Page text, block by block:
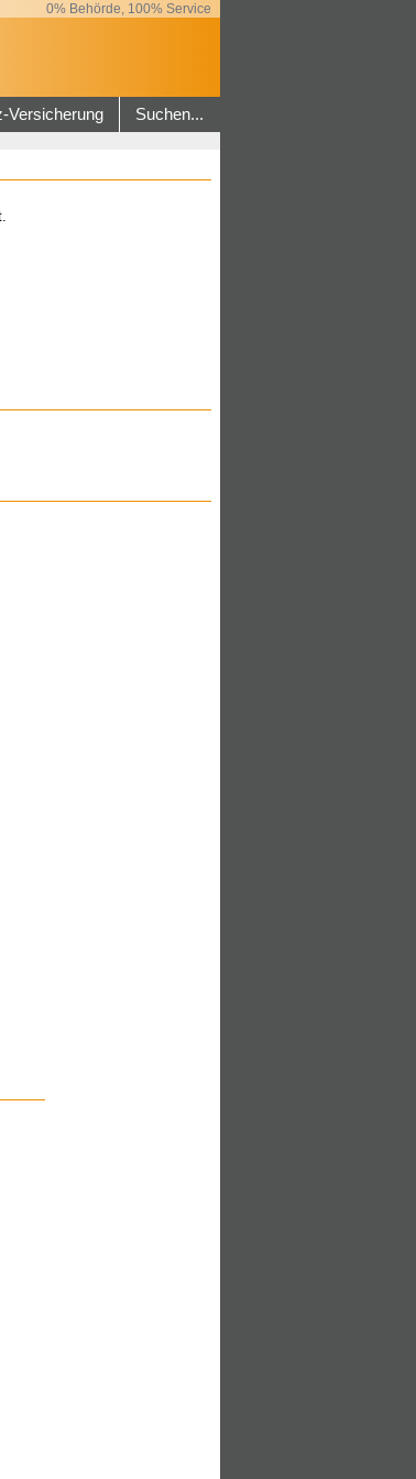
0% Behörde, 100% Service
Versicherung Suchen...